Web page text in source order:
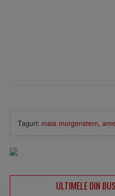
Taguri: maia morgenstern,
ULTIMELE DIN